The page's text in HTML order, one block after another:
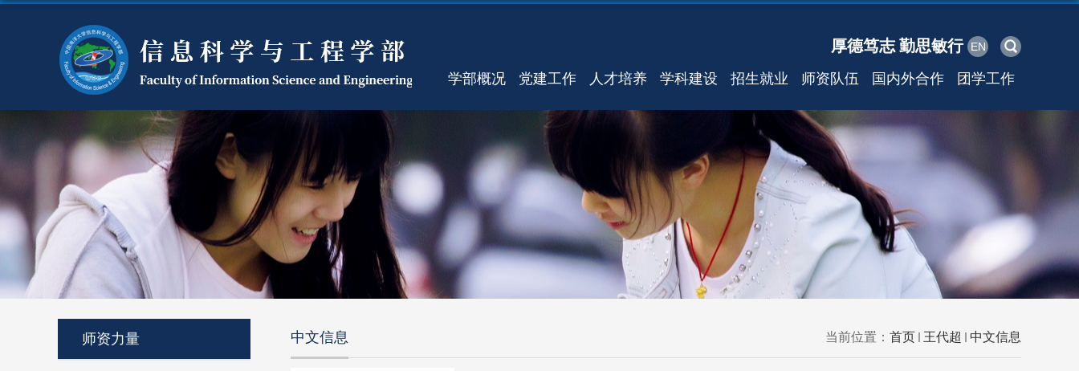
厚德笃志 勤思敏行 EN
学部概况 党建工作 人才培养 学科建设 招生就业 师资队伍 国内外合作 团学工作
师资力量 当前位置： 首页 王代超 中文信息
中文信息